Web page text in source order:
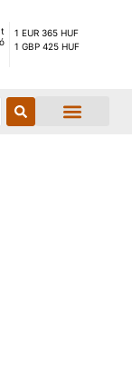
1 EUR 365 HUF
1 GBP 425 HUF